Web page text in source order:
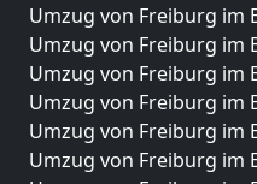
Umzug von Freiburg im
Umzug von Freiburg im
Umzug von Freiburg im
Umzug von Freiburg im
Umzug von Freiburg im
Umzug von Freiburg im